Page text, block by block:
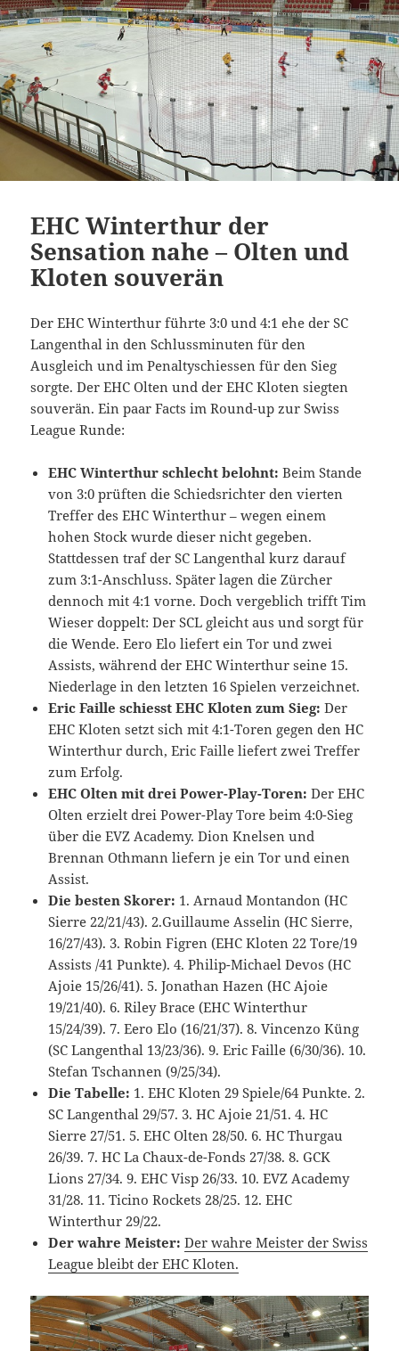
EHC Winterthur der
Sensation nahe – Olten und
Kloten souverän
Der EHC Winterthur führte 3:0 und 4:1 ehe der SC
Langenthal in den Schlussminuten für den
Ausgleich und im Penaltyschiessen für den Sieg
sorgte. Der EHC Olten und der EHC Kloten siegten
souverän. Ein paar Facts im Round-up zur Swiss
League Runde:
EHC Winterthur schlecht belohnt: Beim Stande
von 3:0 prüften die Schiedsrichter den vierten
Treffer des EHC Winterthur – wegen einem
hohen Stock wurde dieser nicht gegeben.
Stattdessen traf der SC Langenthal kurz darauf
zum 3:1-Anschluss. Später lagen die Zürcher
dennoch mit 4:1 vorne. Doch vergeblich trifft Tim
Wieser doppelt: Der SCL gleicht aus und sorgt für
die Wende. Eero Elo liefert ein Tor und zwei
Assists, während der EHC Winterthur seine 15.
Niederlage in den letzten 16 Spielen verzeichnet.
Eric Faille schiesst EHC Kloten zum Sieg:Der
EHC Kloten setzt sich mit 4:1-Toren gegen den HC
Winterthur durch, Eric Faille liefert zwei Treffer
zum Erfolg.
EHC Olten mit drei Power-Play-Toren: Der EHC
Olten erzielt drei Power-Play Tore beim 4:0-Sieg
über die EVZ Academy. Dion Knelsen und
Brennan Othmann liefern je ein Tor und einen
Assist.
Die besten Skorer: 1. Arnaud Montandon (HC
Sierre 22/21/43). 2.Guillaume Asselin (HC Sierre,
16/27/43). 3. Robin Figren (EHC Kloten 22 Tore/19
Assists /41 Punkte). 4. Philip-Michael Devos (HC
Ajoie 15/26/41). 5. Jonathan Hazen (HC Ajoie
19/21/40). 6. Riley Brace (EHC Winterthur
15/24/39). 7. Eero Elo (16/21/37). 8. Vincenzo Küng
(SC Langenthal 13/23/36). 9. Eric Faille (6/30/36). 10.
Stefan Tschannen (9/25/34).
Die Tabelle: 1. EHC Kloten 29 Spiele/64 Punkte. 2.
SC Langenthal 29/57. 3. HC Ajoie 21/51. 4. HC
Sierre 27/51. 5. EHC Olten 28/50. 6. HC Thurgau
26/39. 7. HC La Chaux-de-Fonds 27/38. 8. GCK
Lions 27/34. 9. EHC Visp 26/33. 10. EVZ Academy
31/28. 11. Ticino Rockets 28/25. 12. EHC
Winterthur 29/22.
Der wahre Meister: Der wahre Meister der Swiss
League bleibt der EHC Kloten.